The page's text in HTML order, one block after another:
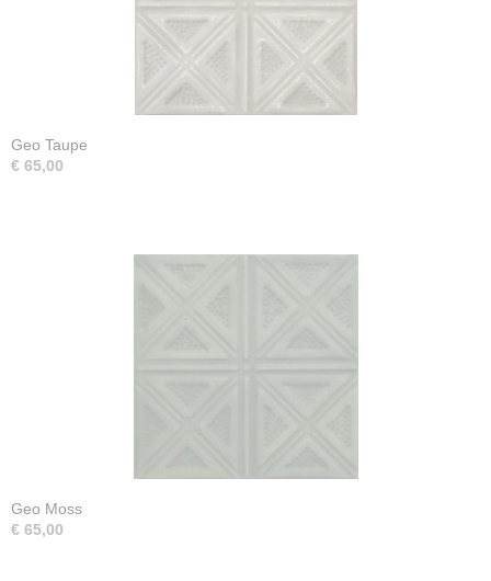
Geo Taupe
€ 65,00
Geo Moss
€ 65,00